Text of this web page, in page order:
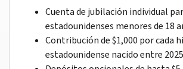
Cuenta de jubilación individual
estadounidenses menores de 18
Contribución de $1,000 por cada
estadounidense nacido entre